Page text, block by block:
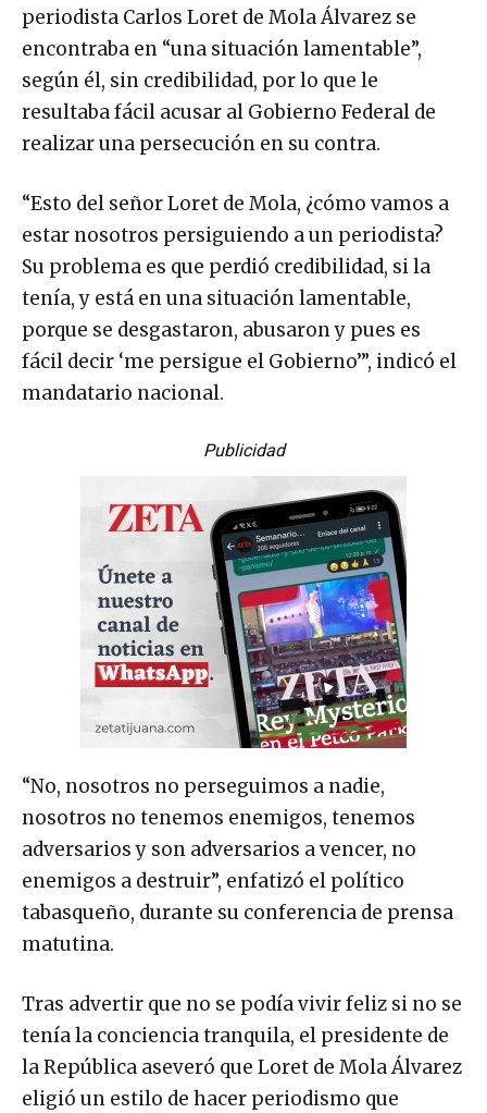
periodista Carlos Loret de Mola Álvarez se
encontraba en “una situación lamentable”,
según él, sin credibilidad, por lo que le
resultaba fácil acusar al Gobierno Federal de
realizar una persecución en su contra.
“Esto del señor Loret de Mola, ¿cómo vamos a
estar nosotros persiguiendo a un periodista?
Su problema es que perdió credibilidad, si la
tenía, y está en una situación lamentable,
porque se desgastaron, abusaron y pues es
fácil decir ‘me persigue el Gobierno’”, indicó el
mandatario nacional.
Publicidad
“No, nosotros no perseguimos a nadie,
nosotros no tenemos enemigos, tenemos
adversarios y son adversarios a vencer, no
enemigos a destruir”, enfatizó el político
tabasqueño, durante su conferencia de prensa
matutina.
Tras advertir que no se podía vivir feliz si no se
tenía la conciencia tranquila, el presidente de
la República aseveró que Loret de Mola Álvarez
eligió un estilo de hacer periodismo que